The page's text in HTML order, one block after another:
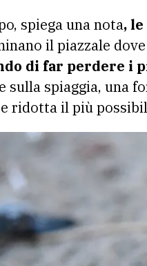
spiega una nota,
il piazzale
di far perdere i
sulla spiaggia, una
ridotta il più